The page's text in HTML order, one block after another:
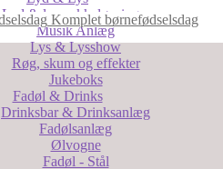
Lyd & lys pakkeløsninger
Musik Anlæg
Lys & Lysshow
Røg, skum og effekter
Jukeboks
Fadøl & Drinks
Drinksbar & Drinksanlæg
Fadølsanlæg
Ølvogne
Fadøl - Stål
Komplet børnefødselsdag